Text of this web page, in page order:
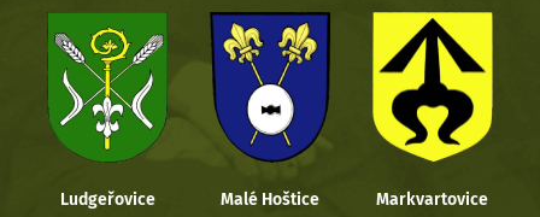
Ludgeřovice Malé Hoštice Markvartovice